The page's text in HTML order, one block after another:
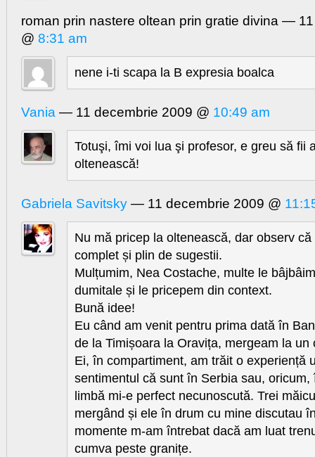
roman prin nastere oltean prin gratie divina —
@ 8:31 am
nene i-ti scapa la B expresia boalca
Vania — 11 decembrie 2009 @ 10:49 am
Totuşi, îmi voi lua şi profesor, e greu să fii
oltenească!
Gabriela Savitsky — 11 decembrie 2009 @
Nu mă pricep la oltenească, dar observ
complet și plin de sugestii.
Mulțumim, Nea Costache, multe le
dumitale și le pricepem din context.
Bună idee!
Eu când am venit pentru prima dată în
de la Timișoara la Oravița, mergeam la un
Ei, în compartiment, am trăit o experiență
sentimentul că sunt în Serbia sau, oricum,
limbă mi-e perfect necunoscută. Trei
mergând și ele în drum cu mine discutau
momente m-am întrebat dacă am luat
cumva peste granițe.